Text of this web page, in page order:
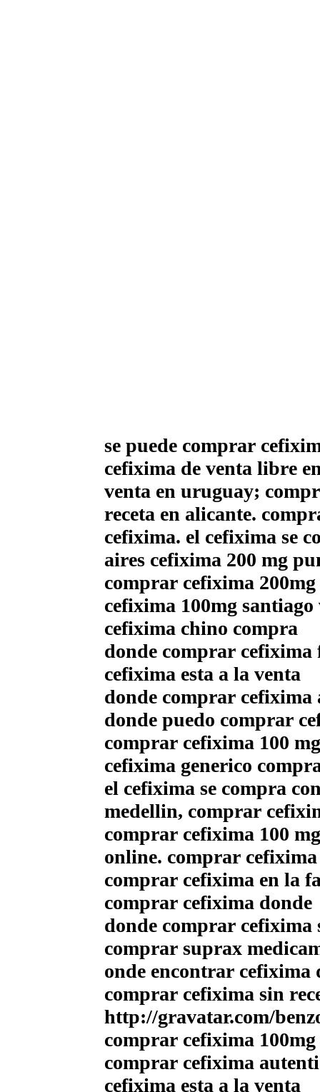
se puede comprar
cefixima de venta libre
venta en uruguay;
receta en alicante.
cefixima. el cefixima se
aires cefixima 200 mg
comprar cefixima 200mg
cefixima 100mg
cefixima chino compra
donde comprar cefixima
cefixima esta a la venta
donde comprar cefixima
donde puedo comprar
comprar cefixima 100
cefixima generico
el cefixima se compra
medellin, comprar
comprar cefixima 100
online. comprar
comprar cefixima en la
comprar cefixima donde
donde comprar cefixima
comprar suprax
onde encontrar cefixima
comprar cefixima sin
http://gravatar.com/
comprar cefixima
comprar cefixima
cefixima esta a la venta